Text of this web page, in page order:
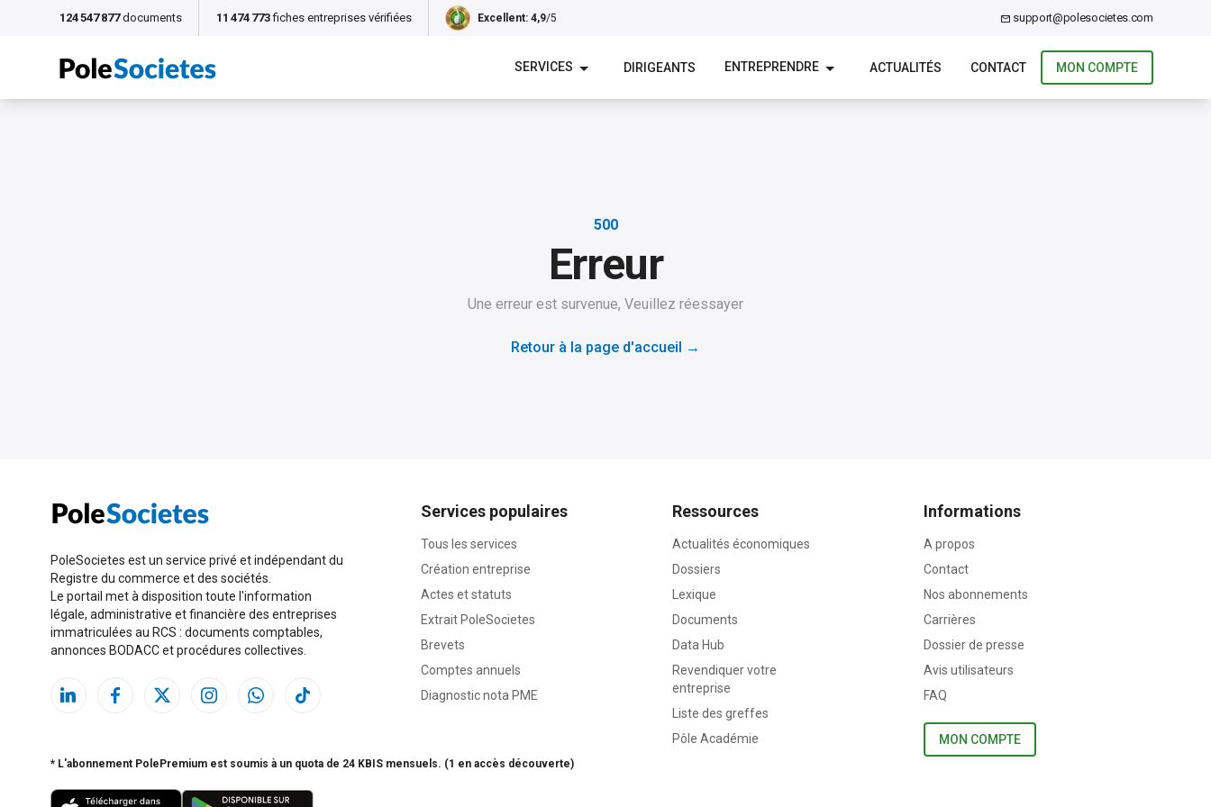
124 547 877 documents 11 474 773 fiches entreprises vérifiées Excellent: 4,9/5 support@polesocietes.com
SERVICES DIRIGEANTS ENTREPRENDRE ACTUALITÉS CONTACT MON COMPTE
500
Erreur
Une erreur est survenue, Veuillez réessayer
Retour à la page d'accueil →
PoleSocietes est un service privé et indépendant du
Registre du commerce et des sociétés.
Le portail met à disposition toute l'information
légale, administrative et financière des entreprises
immatriculées au RCS : documents comptables,
annonces BODACC et procédures collectives.
Services populaires
Tous les services
Création entreprise
Actes et statuts
Extrait PoleSocietes
Brevets
Comptes annuels
Diagnostic nota PME
Ressources
Actualités économiques
Dossiers
Lexique
Documents
Data Hub
Revendiquer votre
entreprise
Liste des greffes
Pôle Académie
Informations
A propos
Contact
Nos abonnements
Carrières
Dossier de presse
Avis utilisateurs
FAQ
MON COMPTE
* L'abonnement PolePremium est soumis à un quota de 24 KBIS mensuels. (1 en accès découverte)